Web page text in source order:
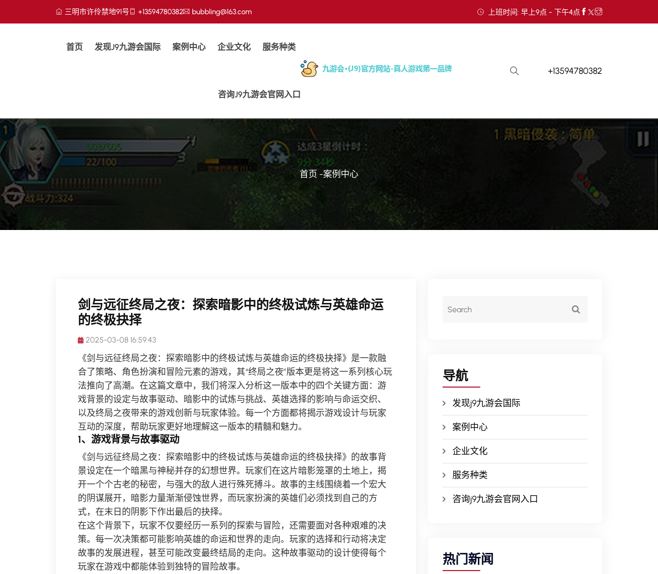
三明市许伶禁地91号 +13594780382 bubbling@163.com 上班时间: 早上9点 - 下午4点
首页 发现j9九游会国际 案例中心 企业文化 服务种类
咨询j9九游会官网入口
+13594780382
首页 -案例中心
剑与远征终局之夜：探索暗影中的终极试炼与英雄命运
的终极抉择
2025-03-08 16:59:43
《剑与远征终局之夜：探索暗影中的终极试炼与英雄命运的终极抉择》是一款融
合了策略、角色扮演和冒险元素的游戏，其“终局之夜”版本更是将这一系列核心玩
法推向了高潮。在这篇文章中，我们将深入分析这一版本中的四个关键方面：游
戏背景的设定与故事驱动、暗影中的试炼与挑战、英雄选择的影响与命运交织、
以及终局之夜带来的游戏创新与玩家体验。每一个方面都将揭示游戏设计与玩家
互动的深度，帮助玩家更好地理解这一版本的精髓和魅力。
1、游戏背景与故事驱动
《剑与远征终局之夜：探索暗影中的终极试炼与英雄命运的终极抉择》的故事背
景设定在一个暗黑与神秘并存的幻想世界。玩家们在这片暗影笼罩的土地上，揭
开一个个古老的秘密，与强大的敌人进行殊死搏斗。故事的主线围绕着一个宏大
的阴谋展开，暗影力量渐渐侵蚀世界，而玩家扮演的英雄们必须找到自己的方
式，在末日的阴影下作出最后的抉择。
在这个背景下，玩家不仅要经历一系列的探索与冒险，还需要面对各种艰难的决
策。每一次决策都可能影响英雄的命运和世界的走向。玩家的选择和行动将决定
故事的发展进程，甚至可能改变最终结局的走向。这种故事驱动的设计使得每个
玩家在游戏中都能体验到独特的冒险故事。
导航
发现j9九游会国际
案例中心
企业文化
服务种类
咨询j9九游会官网入口
热门新闻